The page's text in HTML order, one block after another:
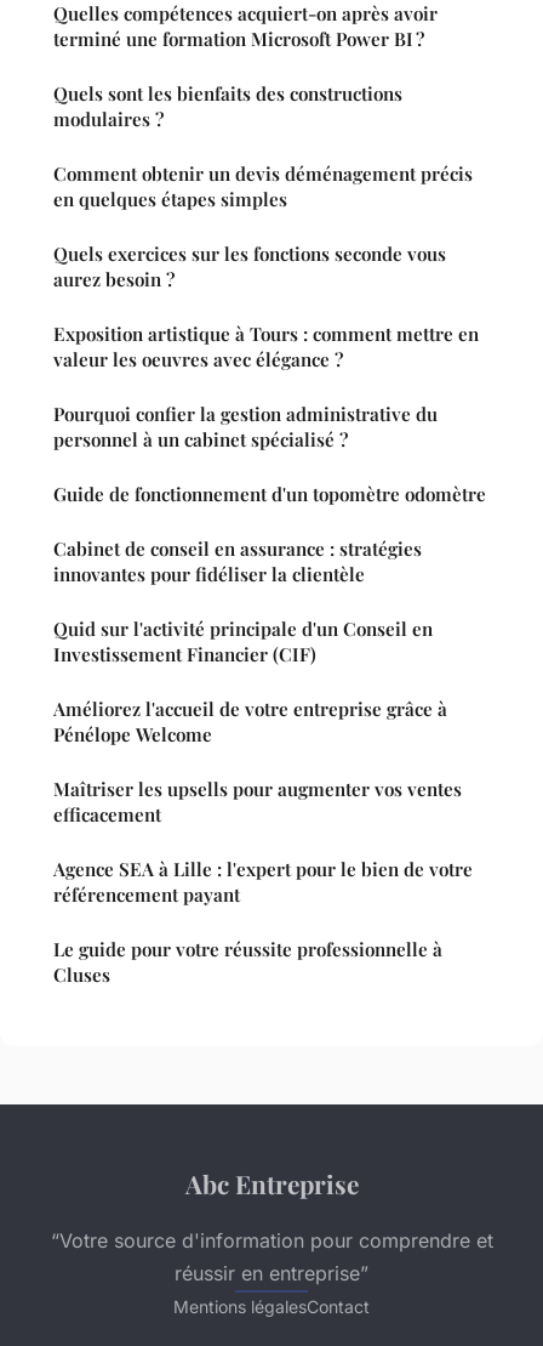
Quelles compétences acquiert-on après avoir
terminé une formation Microsoft Power BI ?
Quels sont les bienfaits des constructions
modulaires ?
Comment obtenir un devis déménagement précis
en quelques étapes simples
Quels exercices sur les fonctions seconde vous
aurez besoin ?
Exposition artistique à Tours : comment mettre en
valeur les oeuvres avec élégance ?
Pourquoi confier la gestion administrative du
personnel à un cabinet spécialisé ?
Guide de fonctionnement d'un topomètre odomètre
Cabinet de conseil en assurance : stratégies
innovantes pour fidéliser la clientèle
Quid sur l'activité principale d'un Conseil en
Investissement Financier (CIF)
Améliorez l'accueil de votre entreprise grâce à
Pénélope Welcome
Maîtriser les upsells pour augmenter vos ventes
efficacement
Agence SEA à Lille : l'expert pour le bien de votre
référencement payant
Le guide pour votre réussite professionnelle à
Cluses
Abc Entreprise
“Votre source d'information pour comprendre et
réussir en entreprise”
Mentions légalesContact